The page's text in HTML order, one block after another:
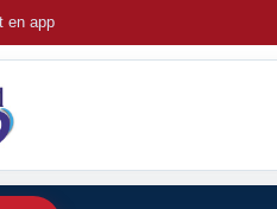
en app